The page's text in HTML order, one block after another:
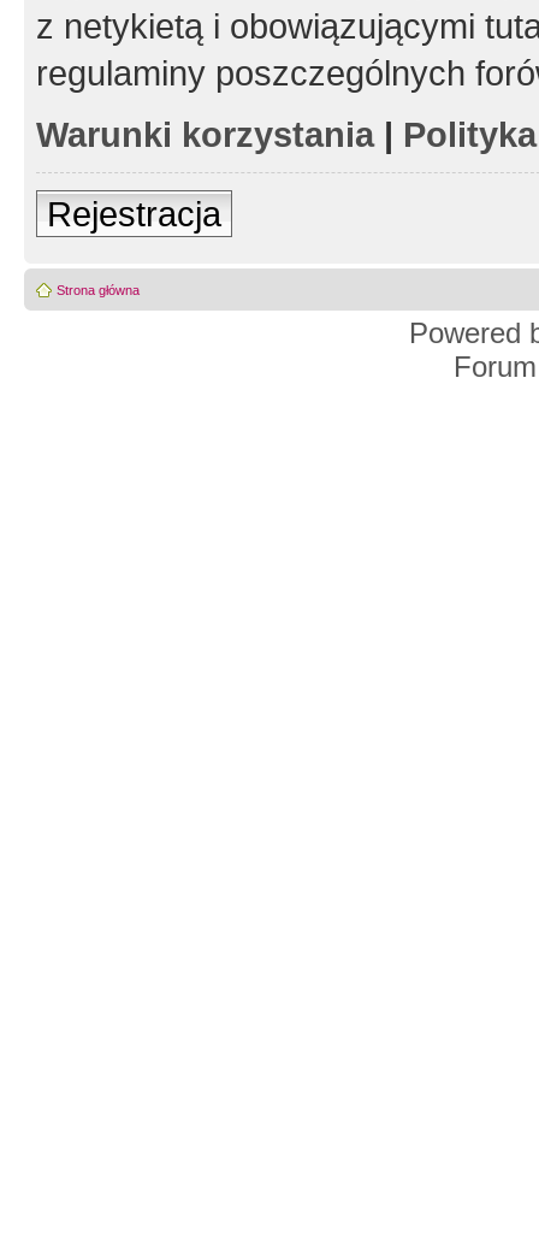
z netykietą i obowiązującymi
regulaminy poszczególnych
Warunki korzystania|
Rejestracja
Strona główna
Powered